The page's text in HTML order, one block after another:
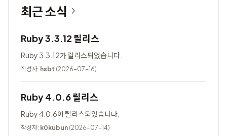
최근 소식
Ruby 3.3.12 릴리스
Ruby 3.3.12가 릴리스되었습니다.
작성자: hsbt (2026-07-16)
Ruby 4.0.6 릴리스
Ruby 4.0.6이 릴리스되었습니다.
작성자: k0kubun (2026-07-14)